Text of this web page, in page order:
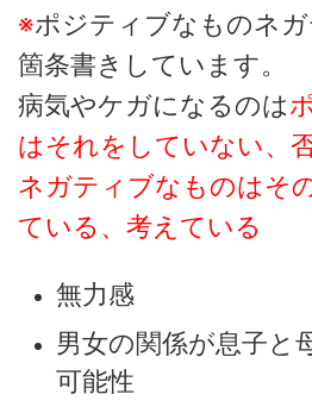
※ポジティブなものネ
箇条書きしています。
病気やケガになるのは
はそれをしていない、
ネガティブなものはそ
ている、考えている
無力感
男女の関係が息子と
可能性